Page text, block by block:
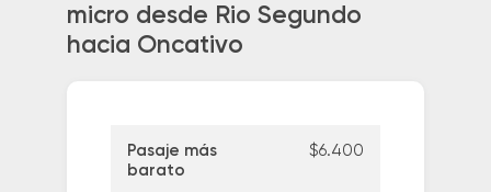
micro desde Rio Segundo
hacia Oncativo
Pasaje más
barato
$6.400